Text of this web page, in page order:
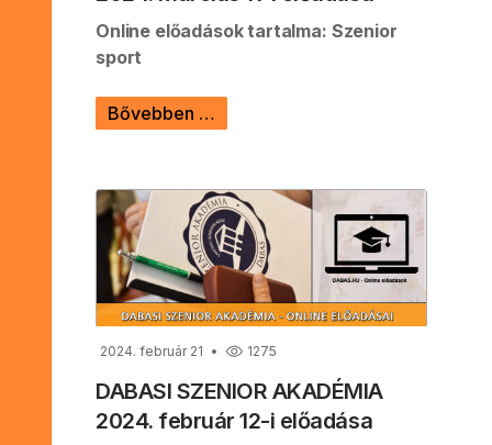
Online előadások tartalma: Szenior
sport
Bővebben …
2024. február 21 1275
DABASI SZENIOR AKADÉMIA
2024. február 12-i előadása